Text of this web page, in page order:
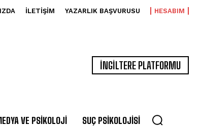
İLETIŞIM YAZARLIK BAŞVURUSU HESABIM
İNGİLTERE PLATFORMU
VE PSIKOLOJI SUÇ PSIKOLOJISI